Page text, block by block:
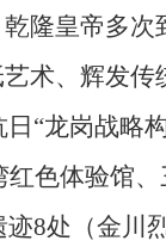
隆皇帝多次
术、辉发传
“龙岗战略
色体验馆
8处（金川